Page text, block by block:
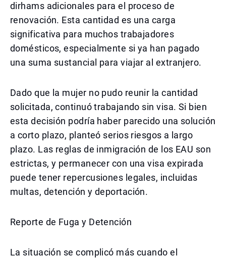
dirhams adicionales para el proceso de
renovación. Esta cantidad es una carga
significativa para muchos trabajadores
domésticos, especialmente si ya han pagado
una suma sustancial para viajar al extranjero.
Dado que la mujer no pudo reunir la cantidad
solicitada, continuó trabajando sin visa. Si bien
esta decisión podría haber parecido una solución
a corto plazo, planteó serios riesgos a largo
plazo. Las reglas de inmigración de los EAU son
estrictas, y permanecer con una visa expirada
puede tener repercusiones legales, incluidas
multas, detención y deportación.
Reporte de Fuga y Detención
La situación se complicó más cuando el